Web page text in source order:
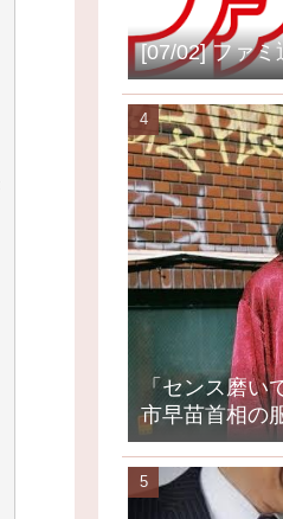
[07/02] ファミ
「センス磨い
市早苗首相の
クミュージシ
荒れ